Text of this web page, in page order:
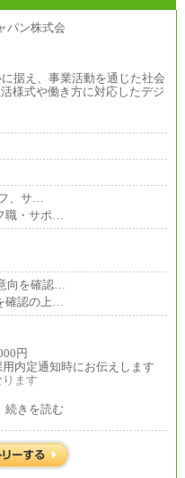
据え、事業活動を通じた社会
様式や働き方に対応したデジ
、サ…
職・サポ…
向を確認…
確認の上…
円
内定通知時にお伝えします
ます
円
力を考慮の上、当社規程に
きを読む